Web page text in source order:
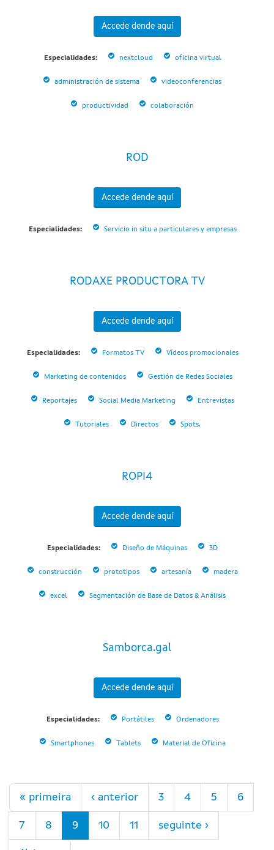
Accede dende aquí
Especialidades: nextcloud oficina virtual
administración de sistema videoconferencias
productividad colaboración
ROD
Accede dende aquí
Especialidades: Servicio in situ a particulares y empresas
RODAXE PRODUCTORA TV
Accede dende aquí
Especialidades: Formatos TV Vídeos promocionales
Marketing de contenidos Gestión de Redes Sociales
Reportajes Social Media Marketing Entrevistas
Tutoriales Directos Spots.
ROPI4
Accede dende aquí
Especialidades: Diseño de Máquinas 3D
construcción prototipos artesanía madera
excel Segmentación de Base de Datos & Análisis
Samborca.gal
Accede dende aquí
Especialidades: Portátiles Ordenadores
Smartphones Tablets Material de Oficina
Páxinas
« primeira ‹ anterior 3 4 5 6
7 8 9 10 11 seguinte ›